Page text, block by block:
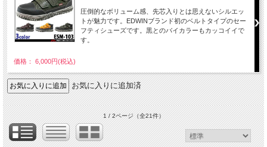
圧倒的なボリューム感、先芯入りとは思えないシルエッ
トが魅力です。EDWINブランド初のベルトタイプのセー
フティシューズです。黒とのバイカラーもカッコイイで
す。
価格： 6,000円(税込)
お気に入りに追加済
1 / 2ページ（全21件）